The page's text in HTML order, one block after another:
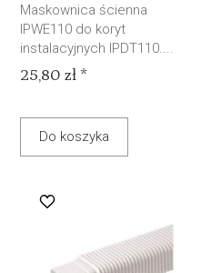
Maskownica ścienna
IPWE110 do koryt
instalacyjnych IPDT110....
25,80 zł *
Do koszyka